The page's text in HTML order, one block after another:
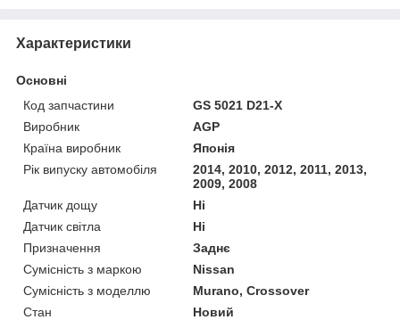
Характеристики
Основні
Код запчастини
GS 5021 D21-X
Виробник
AGP
Країна виробник
Японія
Рік випуску автомобіля
2014, 2010, 2012, 2011, 2013,
2009, 2008
Датчик дощу
Ні
Датчик світла
Ні
Призначення
Заднє
Сумісність з маркою
Nissan
Сумісність з моделлю
Murano, Crossover
Стан
Новий